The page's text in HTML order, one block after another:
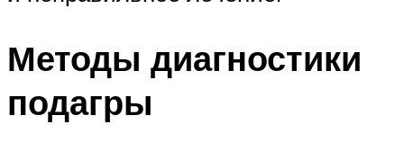
Методы диагностики
подагры